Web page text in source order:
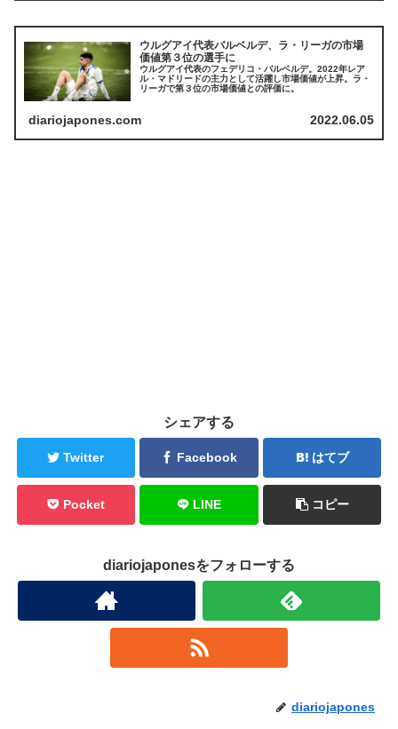
ウルグアイ代表バルベルデ、ラ・リーガの市場
価値第３位の選手に
ウルグアイ代表のフェデリコ・バルベルデ。2022年レア
ル・マドリードの主力として活躍し市場価値が上昇。ラ・
リーガで第３位の市場価値との評価に。
diariojapones.com 2022.06.05
シェアする
Twitter Facebook はてブ
Pocket LINE コピー
diariojaponesをフォローする
diariojapones